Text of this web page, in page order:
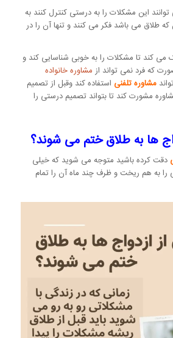
این مشکلات را به درستی کنترل کنند به
طلاق می باشد فکر می کنند و تنها آن را در
می کند تا مشکلات را به خوبی شناسایی کند و
که فرد نمی تواند ازمشاوره خانواده
مشاوره تلفنی استفاده کند وقبل از تصمیم
مشورت کند تا بتواند تصمیم درستی را
ها به طلاق ختم می شوند؟
دقت کرده باشید متوجه می شوید که خیلی
به هم ریخت و ظرف چند ماه آن را تمام